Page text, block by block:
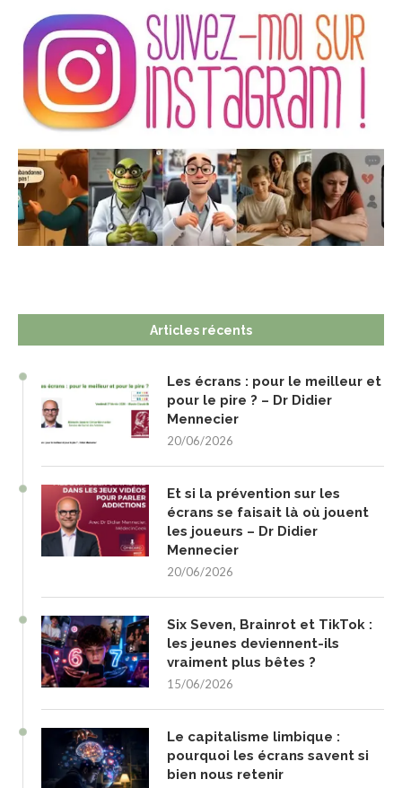
Articles récents
Les écrans : pour le meilleur et
pour le pire ? – Dr Didier
Mennecier
20/06/2026
Et si la prévention sur les
écrans se faisait là où jouent
les joueurs – Dr Didier
Mennecier
20/06/2026
Six Seven, Brainrot et TikTok :
les jeunes deviennent-ils
vraiment plus bêtes ?
15/06/2026
Le capitalisme limbique :
pourquoi les écrans savent si
bien nous retenir